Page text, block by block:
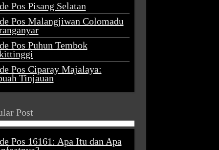
Pos Pisang Selatan
Pos Malangjiwan Colomadu
Pos Puhun Tembok
Pos Ciparay Majalaya:
Tinjauan
Post
Pos 16161: Apa Itu dan Apa